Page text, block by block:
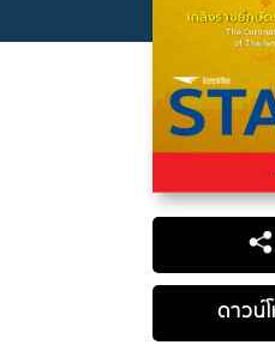
ดาวน์